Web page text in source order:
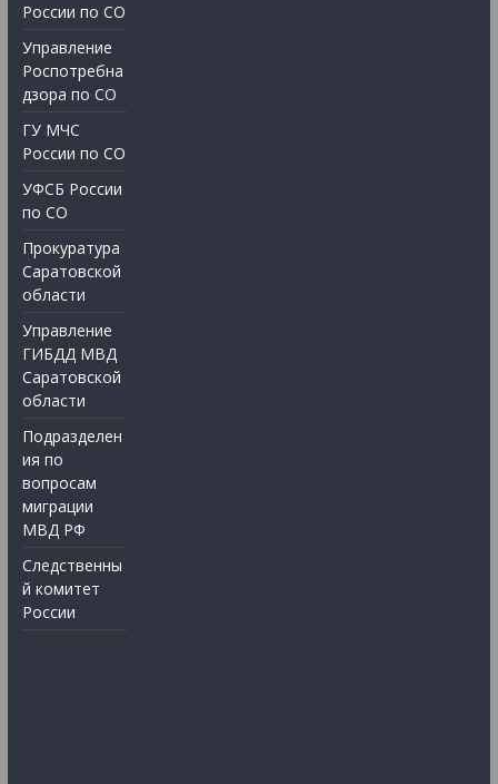
России по СО
Управление
Роспотребна
дзора по СО
ГУ МЧС
России по СО
УФСБ России
по СО
Прокуратура
Саратовской
области
Управление
ГИБДД МВД
Саратовской
области
Подразделен
ия по
вопросам
миграции
МВД РФ
Следственны
й комитет
России